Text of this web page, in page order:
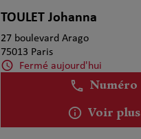
TOULET Johanna
27 boulevard Arago
75013 Paris
Fermé aujourd'hui
Numéro
Voir plus